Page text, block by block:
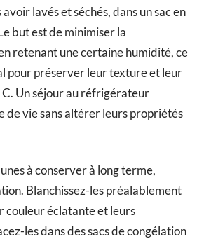
lavés et séchés, dans un sac en
but est de minimiser la
retenant une certaine humidité, ce
pour préserver leur texture et leur
Un séjour au réfrigérateur
de vie sans altérer leurs propriétés
à conserver à long terme,
Blanchissez-les préalablement
couleur éclatante et leurs
les dans des sacs de congélation